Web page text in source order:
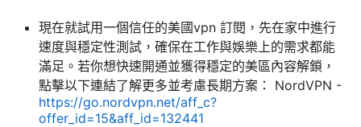
現在就試用一個信任的美國vpn 訂閱，先在家中進行
速度與穩定性測試，確保在工作與娛樂上的需求都能
滿足。若你想快速開通並獲得穩定的美區內容解鎖，
點擊以下連結了解更多並考慮長期方案： NordVPN -
https://go.nordvpn.net/aff_c?
offer_id=15&aff_id=132441